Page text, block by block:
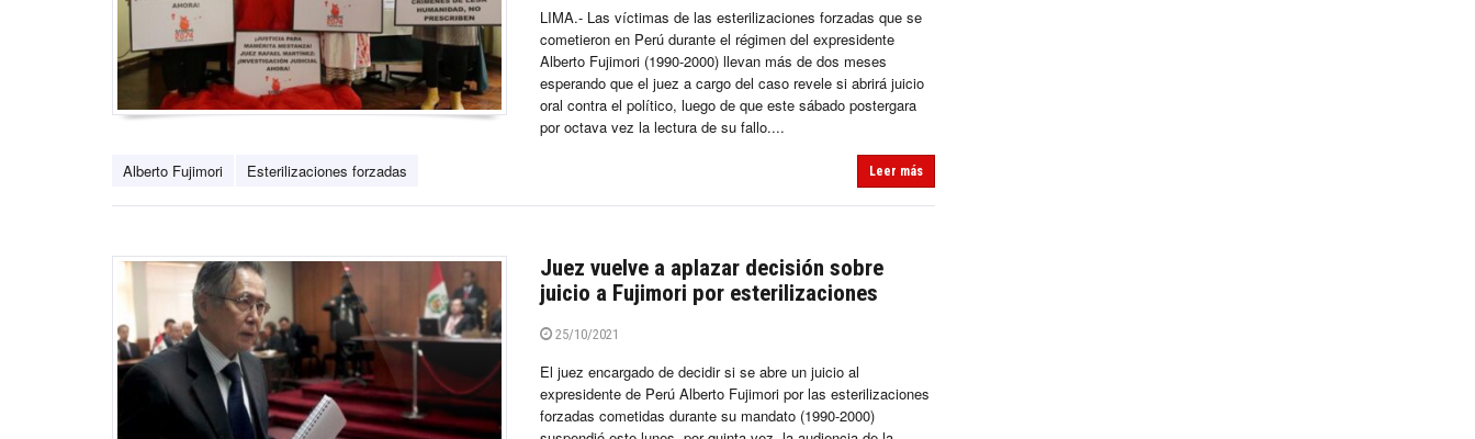
LIMA.- Las víctimas de las esterilizaciones forzadas que se
cometieron en Perú durante el régimen del expresidente
Alberto Fujimori (1990-2000) llevan más de dos meses
esperando que el juez a cargo del caso revele si abrirá juicio
oral contra el político, luego de que este sábado postergara
por octava vez la lectura de su fallo....
Alberto Fujimori Esterilizaciones forzadas Leer más
Juez vuelve a aplazar decisión sobre
juicio a Fujimori por esterilizaciones
25/10/2021
El juez encargado de decidir si se abre un juicio al
expresidente de Perú Alberto Fujimori por las esterilizaciones
forzadas cometidas durante su mandato (1990-2000)